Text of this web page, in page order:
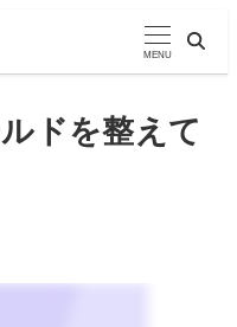
MENU
ドを整えて
カテゴリ